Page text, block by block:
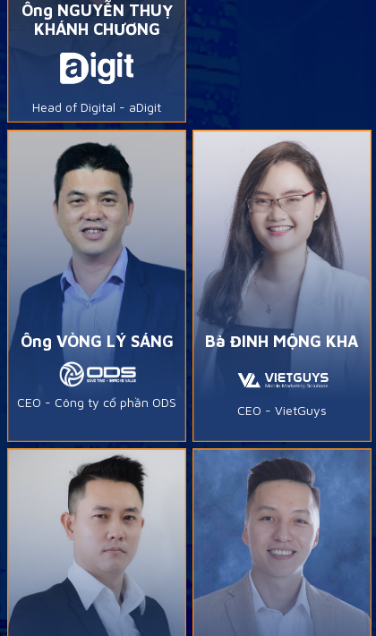
Ông NGUYỄN THUỴ
KHÁNH CHƯƠNG
Head of Digital - aDigit
Bà ĐINH MỘNG KHA
CEO - VietGuys
Ông VÒNG LÝ SÁNG
CEO - Công ty cổ phần ODS